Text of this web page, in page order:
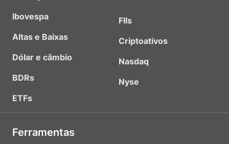
Ibovespa
Altas e Baixas
Dólar e câmbio
BDRs
ETFs
FIIs
Criptoativos
Nasdaq
Nyse
Ferramentas